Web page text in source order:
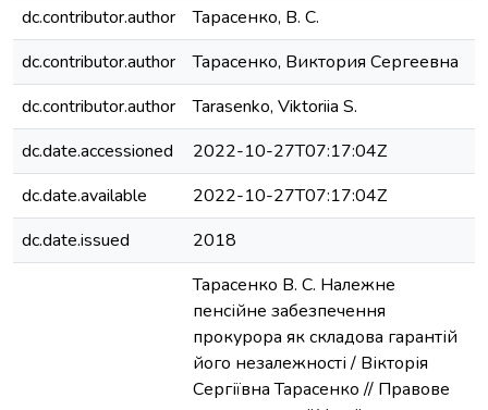
dc.contributor.author
Тарасенко, В. С.
dc.contributor.author
Тарасенко, Виктория Сергеевна
dc.contributor.author
Tarasenko, Viktoriia S.
dc.date.accessioned
2022-10-27T07:17:04Z
dc.date.available
2022-10-27T07:17:04Z
dc.date.issued
2018
Тарасенко В. С. Належне
пенсійне забезпечення
прокурора як складова гарантій
його незалежності / Вікторія
Сергіївна Тарасенко // Правове